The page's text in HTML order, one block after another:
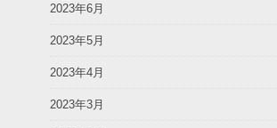
2023年6月
2023年5月
2023年4月
2023年3月